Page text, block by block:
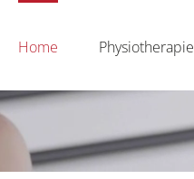
Home Physiotherapie